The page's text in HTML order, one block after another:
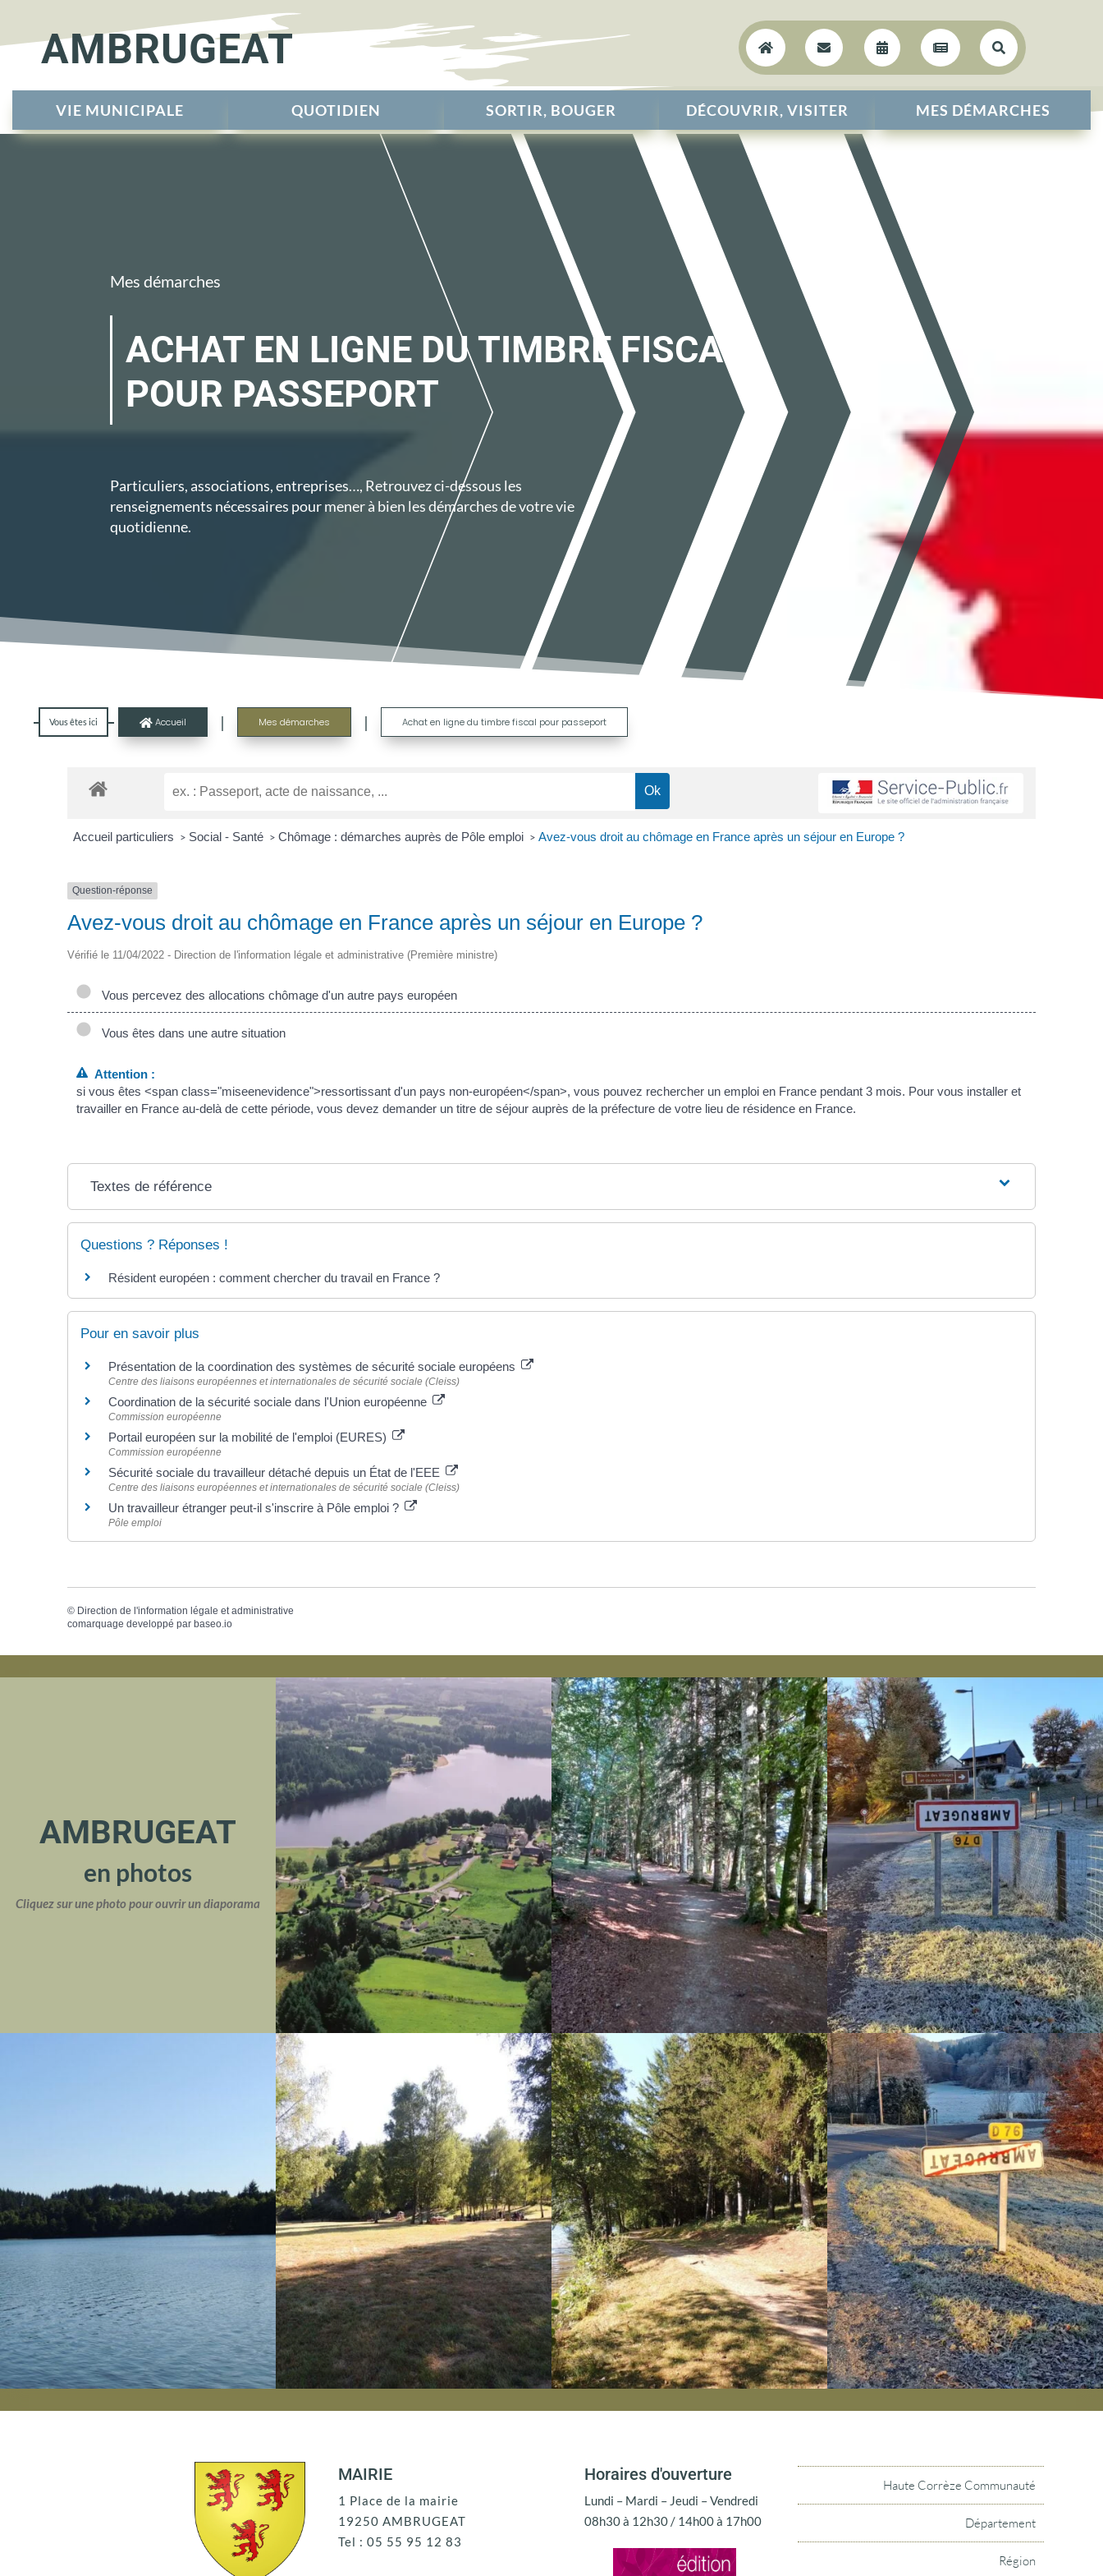
AMBRUGEAT     
VIE MUNICIPALE QUOTIDIEN SORTIR, BOUGER DÉCOUVRIR, VISITER MES DÉMARCHES
Mes démarches
ACHAT EN LIGNE DU TIMBRE FISCAL
POUR PASSEPORT
Particuliers, associations, entreprises…, Retrouvez ci-dessous les
renseignements nécessaires pour mener à bien les démarches de votre vie
quotidienne.
Vous êtes ici  Accueil | Mes démarches | Achat en ligne du timbre fiscal pour passeport
Accueil particuliers > Social - Santé > Chômage : démarches auprès de Pôle emploi > Avez-vous droit au chômage en France après un séjour en Europe ?
Question-réponse
Avez-vous droit au chômage en France après un séjour en Europe ?
Vérifié le 11/04/2022 - Direction de l'information légale et administrative (Première ministre)
Vous percevez des allocations chômage d'un autre pays européen
Vous êtes dans une autre situation
Attention :
si vous êtes <span class="miseenevidence">ressortissant d'un pays non-européen</span>, vous pouvez rechercher un emploi en France pendant 3 mois. Pour vous installer et
travailler en France au-delà de cette période, vous devez demander un titre de séjour auprès de la préfecture de votre lieu de résidence en France.
Textes de référence
Questions ? Réponses !
Résident européen : comment chercher du travail en France ?
Pour en savoir plus
Présentation de la coordination des systèmes de sécurité sociale européens
Centre des liaisons européennes et internationales de sécurité sociale (Cleiss)
Coordination de la sécurité sociale dans l'Union européenne
Commission européenne
Portail européen sur la mobilité de l'emploi (EURES)
Commission européenne
Sécurité sociale du travailleur détaché depuis un État de l'EEE
Centre des liaisons européennes et internationales de sécurité sociale (Cleiss)
Un travailleur étranger peut-il s'inscrire à Pôle emploi ?
Pôle emploi
© Direction de l'information légale et administrative
comarquage developpé par baseo.io
AMBRUGEAT
en photos
Cliquez sur une photo pour ouvrir un diaporama
MAIRIE
1 Place de la mairie
19250 AMBRUGEAT
Tel : 05 55 95 12 83
Horaires d'ouverture
Lundi – Mardi – Jeudi – Vendredi
08h30 à 12h30 / 14h00 à 17h00
Haute Corrèze Communauté
Département
Région